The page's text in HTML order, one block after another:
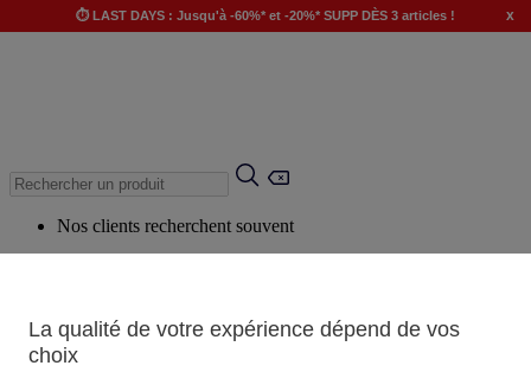
⏱️ LAST DAYS : Jusqu'à -60%* et -20%* SUPP DÈS 3 articles ! x
Nos clients recherchent souvent
Produits suggérés
Voir tous les produits
La qualité de votre expérience dépend de vos
choix